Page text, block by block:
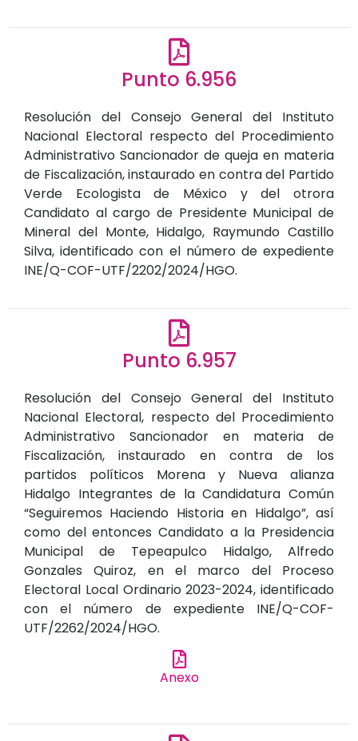
Punto 6.956
Resolución del Consejo General del Instituto
Nacional Electoral respecto del Procedimiento
Administrativo Sancionador de queja en materia
de Fiscalización, instaurado en contra del Partido
Verde Ecologista de México y del otrora
Candidato al cargo de Presidente Municipal de
Mineral del Monte, Hidalgo, Raymundo Castillo
Silva, identificado con el número de expediente
INE/Q-COF-UTF/2202/2024/HGO.
Punto 6.957
Resolución del Consejo General del Instituto
Nacional Electoral, respecto del Procedimiento
Administrativo Sancionador en materia de
Fiscalización, instaurado en contra de los
partidos políticos Morena y Nueva alianza
Hidalgo Integrantes de la Candidatura Común
“Seguiremos Haciendo Historia en Hidalgo”, así
como del entonces Candidato a la Presidencia
Municipal de Tepeapulco Hidalgo, Alfredo
Gonzales Quiroz, en el marco del Proceso
Electoral Local Ordinario 2023-2024, identificado
con el número de expediente INE/Q-COF-
UTF/2262/2024/HGO.
Anexo